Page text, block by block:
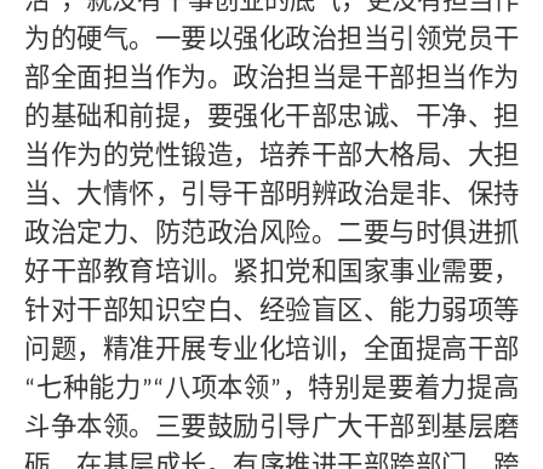
为的硬气。一要以强化政治担当引领党员干
部全面担当作为。政治担当是干部担当作为
的基础和前提，要强化干部忠诚、干净、担
当作为的党性锻造，培养干部大格局、大担
当、大情怀，引导干部明辨政治是非、保持
政治定力、防范政治风险。二要与时俱进抓
好干部教育培训。紧扣党和国家事业需要，
针对干部知识空白、经验盲区、能力弱项等
问题，精准开展专业化培训，全面提高干部
“七种能力”“八项本领” ，特别是要着力提高
斗争本领。三要鼓励引导广大干部到基层磨